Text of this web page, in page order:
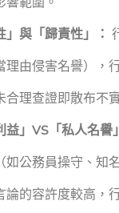
」與「歸責性」：
理由侵害名譽），
合理查證即散布不
益」VS「私人名譽
如公務員操守、知
論的容許度較高，